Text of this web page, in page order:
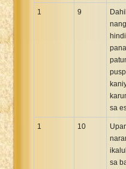
1 9
sa
1 10
sa